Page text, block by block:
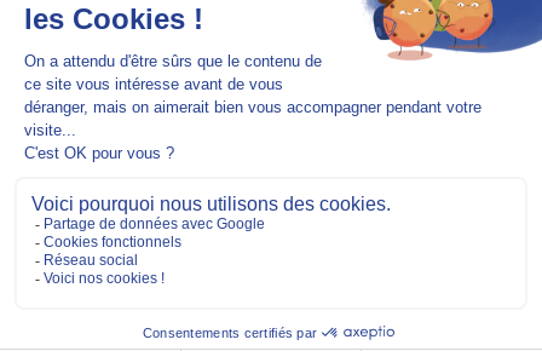
INCOBOIS
SOREPRO
© 2026 HERIGE - Conçu parLamour du Web